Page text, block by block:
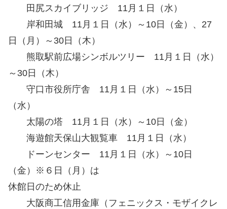
田尻スカイブリッジ 11月１日（水）
岸和田城 11月１日（水）～10日（金）、27
日（月）～30日（木）
熊取駅前広場シンボルツリー 11月１日（水）
～30日（木）
守口市役所庁舎 11月１日（水）～15日
（水）
太陽の塔 11月１日（水）～10日（金）
海遊館天保山大観覧車 11月１日（水）
ドーンセンター 11月１日（水）～10日
（金）※６日（月）は
休館日のため休止
大阪商工信用金庫（フェニックス・モザイクレ